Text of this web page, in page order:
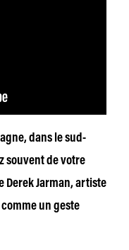
dans le sud-
souvent de votre
Derek Jarman, artiste
un geste